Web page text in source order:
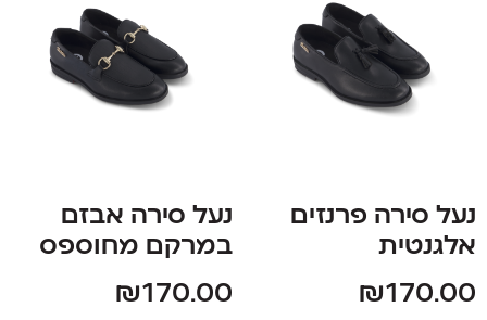
נעל סירה פרנזים
אלגנטית
₪170.00
נעל סירה אבזם
במרקם מחוספס
₪170.00